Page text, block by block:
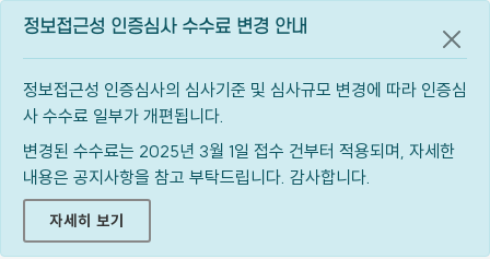
정보접근성 인증심사 수수료 변경 안내
정보접근성 인증심사의 심사기준 및 심사규모 변경에 따라 인증심
사 수수료 일부가 개편됩니다.
변경된 수수료는 2025년 3월 1일 접수 건부터 적용되며, 자세한
내용은 공지사항을 참고 부탁드립니다. 감사합니다.
자세히 보기
공지